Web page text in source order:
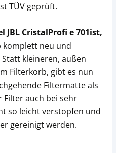
TÜV geprüft.
JBL CristalProfi e 701ist,
komplett neu und
kleineren, außen
Filterkorb, gibt es nun
Filtermatte als
auch bei sehr
so leicht verstopfen und
gereinigt werden.